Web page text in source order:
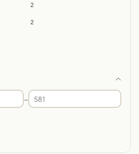
2
2
–